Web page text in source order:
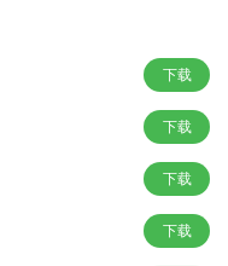
戏，其中包括需要利用无
中键事件的第一人称视角
下载
下载
下载
下载